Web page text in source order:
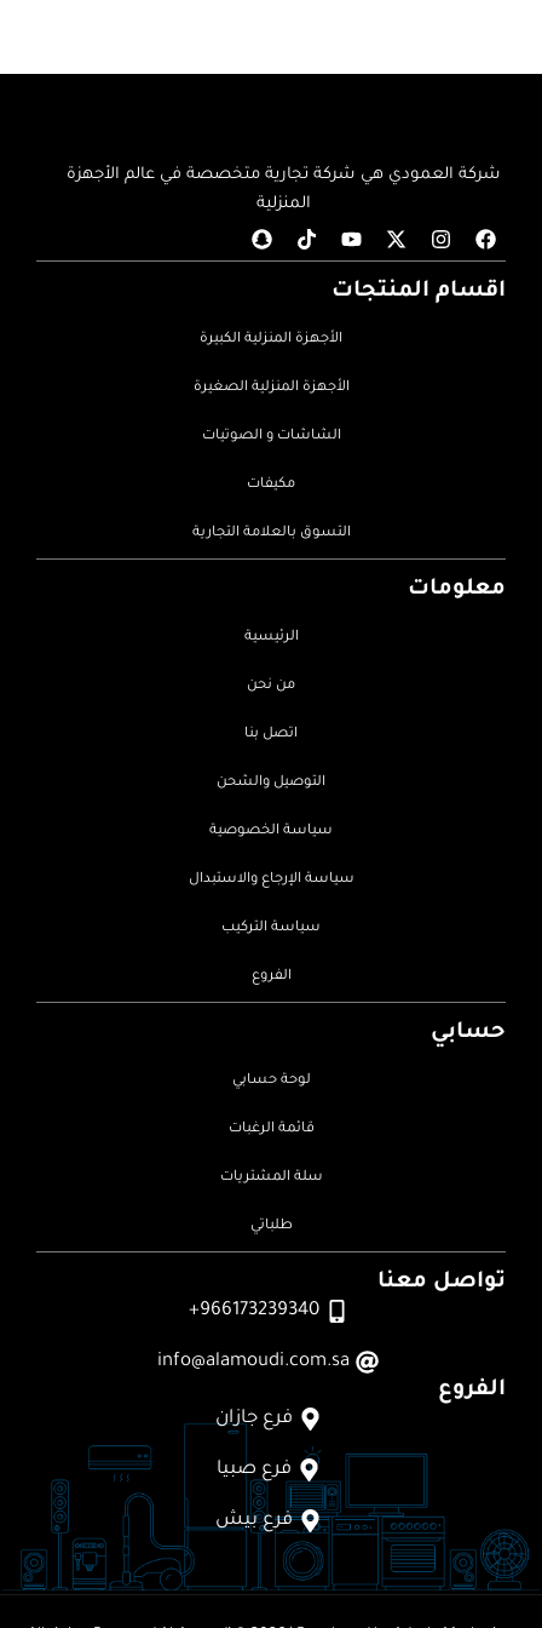
شركة العمودي هي شركة تجارية متخصصة في عالم الأجهزة
المنزلية
اقسام المنتجات
الأجهزة المنزلية الكبيرة
الأجهزة المنزلية الصغيرة
الشاشات و الصوتيات
مكيفات
التسوق بالعلامة التجارية
معلومات
الرئيسية
من نحن
اتصل بنا
التوصيل والشحن
سياسة الخصوصية
سياسة الإرجاع والاستبدال
سياسة التركيب
الفروع
حسابي
لوحة حسابي
قائمة الرغبات
سلة المشتريات
طلباتي
تواصل معنا
966173239340+
info@alamoudi.com.sa
الفروع
فرع جازان
فرع صبيا
فرع بيش